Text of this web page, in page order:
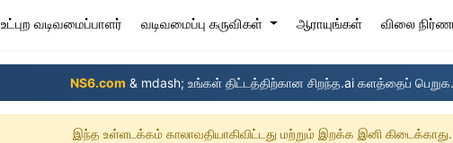
உட்புற வடிவமைப்பாளர் (current)
வடிவமைப்பு கருவிகள் ஆராயுங்கள் விலை
NS6.com & mdash; உங்கள் திட்டத்திற்கான சிறந்த.ai களத்தைப் பெறுக.
இந்த உள்ளடக்கம் காலாவதியாகிவிட்டது மற்றும் இறக்க இனி கிடைக்காது.